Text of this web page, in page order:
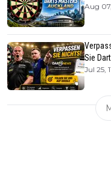
Aug
Sie
Jul 25,